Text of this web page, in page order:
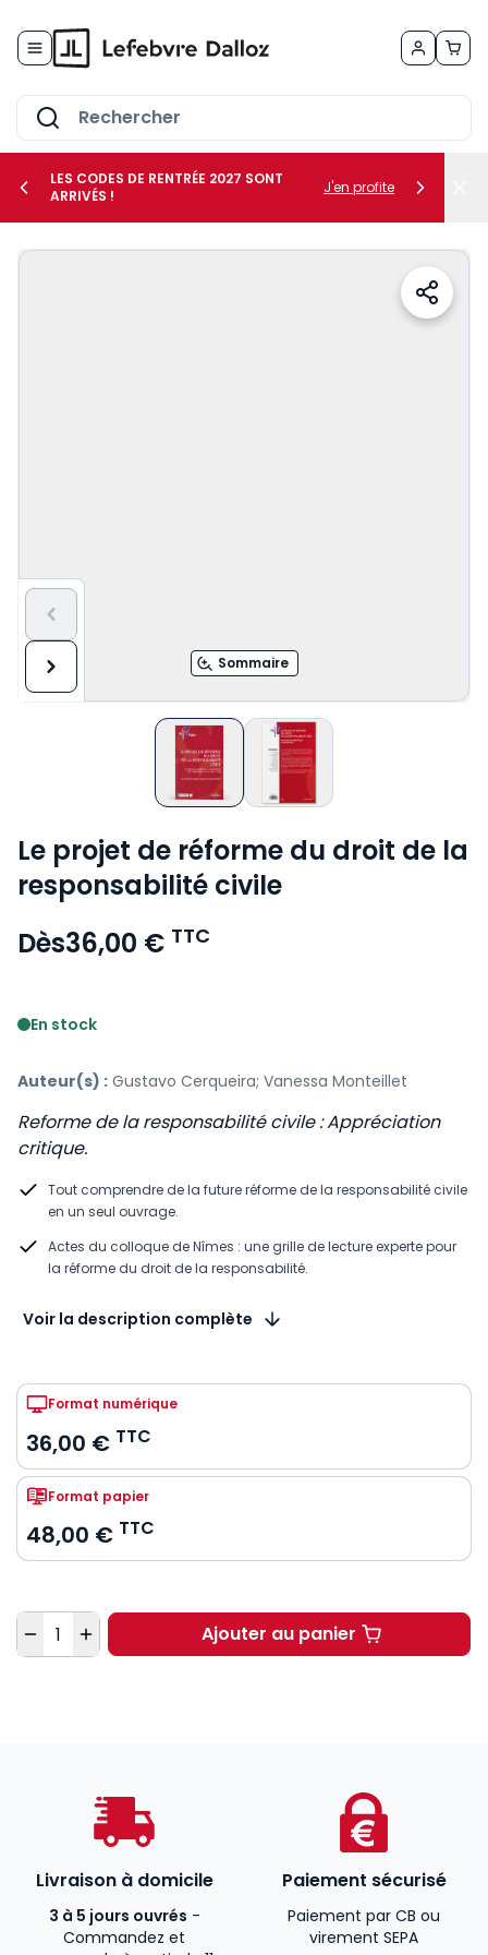
le sous-menu Vos métiers
LES CODES DE RENTRÉE 2027 SONT
ARRIVÉS !
J'en profite
Sommaire
Le projet de réforme du droit de la
responsabilité civile
Dès36,00 € TTC
En stock
Auteur(s) : Gustavo Cerqueira; Vanessa Monteillet
Reforme de la responsabilité civile : Appréciation
critique.
Tout comprendre de la future réforme de la responsabilité civile
en un seul ouvrage.
Actes du colloque de Nîmes : une grille de lecture experte pour
la réforme du droit de la responsabilité.
Voir la description complète
Format numérique
36,00 € TTC
Format papier
48,00 € TTC
Quantité Ajouter au panierLe projet de réforme
Livraison à domicile
3 à 5 jours ouvrés -
Commandez et
Paiement sécurisé
Paiement par CB ou
virement SEPA